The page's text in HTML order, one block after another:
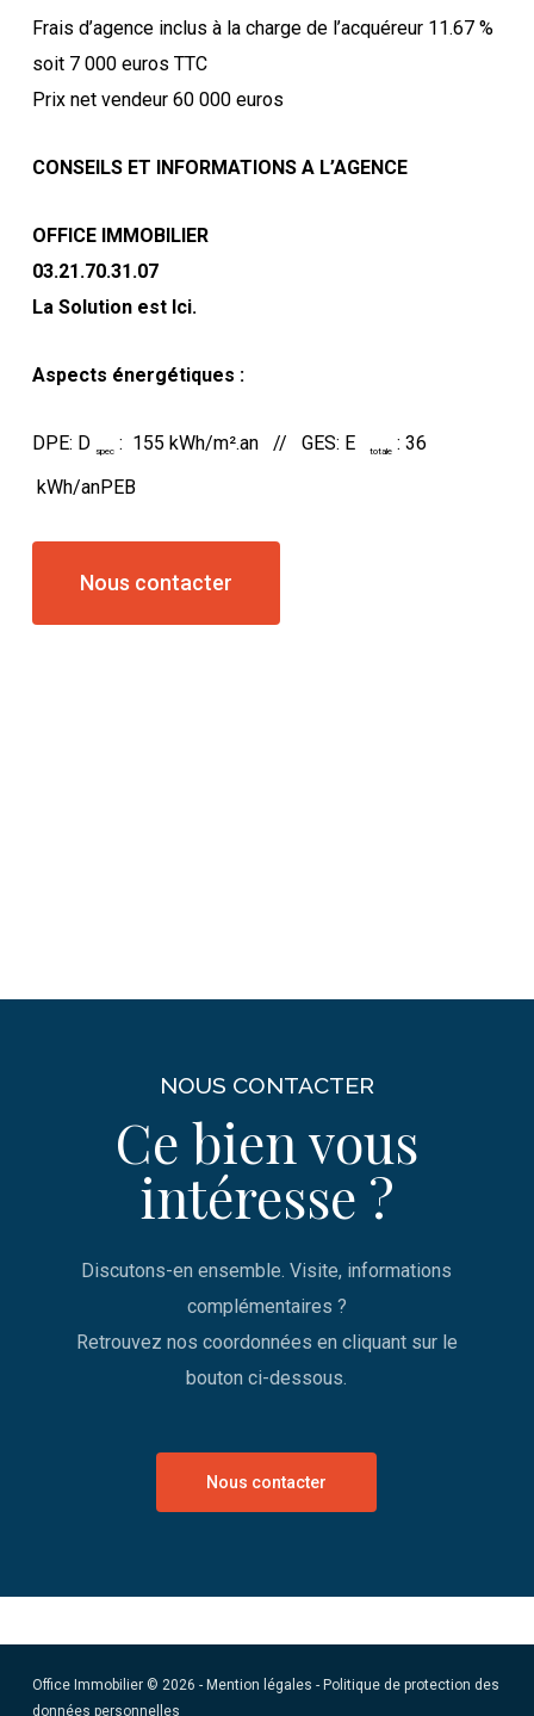
Frais d’agence inclus à la charge de l’acquéreur 11.67 %
soit 7 000 euros TTC
Prix net vendeur 60 000 euros
CONSEILS ET INFORMATIONS A L’AGENCE
OFFICE IMMOBILIER
03.21.70.31.07
La Solution est Ici.
Aspects énergétiques :
DPE: D spec : 155 kWh/m².an // GES: E totale : 36
kWh/anPEB
Nous contacter
NOUS CONTACTER
Ce bien vous
intéresse ?
Discutons-en ensemble. Visite, informations
complémentaires ?
Retrouvez nos coordonnées en cliquant sur le
bouton ci-dessous.
Nous contacter
Office Immobilier © 2026 - Mention légales - Politique de protection des
données personnelles